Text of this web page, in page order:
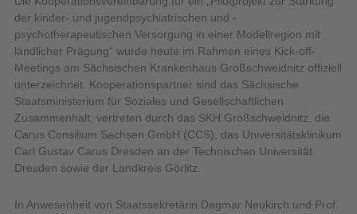
der kinder- und jugendpsychiatrischen und -
psychotherapeutischen Versorgung in einer Modellregion mit
ländlicher Prägung“ wurde heute im Rahmen eines Kick-off-
Meetings am Sächsischen Krankenhaus Großschweidnitz offiziell
unterzeichnet. Kooperationspartner sind das Sächsische
Staatsministerium für Soziales und Gesellschaftlichen
Zusammenhalt, vertreten durch das SKH Großschweidnitz, die
Carus Consilium Sachsen GmbH (CCS), das Universitätsklinikum
Carl Gustav Carus Dresden an der Technischen Universität
Dresden sowie der Landkreis Görlitz.
In Anwesenheit von Staatssekretärin Dagmar Neukirch und Prof.